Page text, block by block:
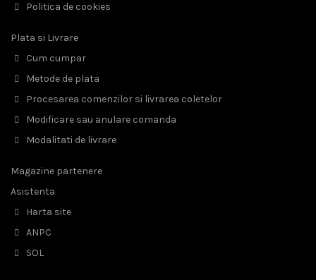
Politica de cookies
Plata si Livrare
Cum cumpar
Metode de plata
Procesarea comenzilor si livrarea coletelor
Modificare sau anulare comanda
Modalitati de livrare
Magazine partenere
Asistenta
Harta site
ANPC
SOL